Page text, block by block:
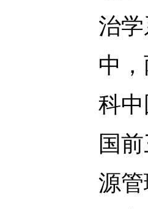
治
中
科
国
源